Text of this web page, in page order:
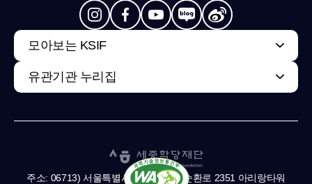
모아보는 KSIF
유관기관 누리집
주소: 06713) 서울특별시 서초구 남부순환로 2351 아리랑타워